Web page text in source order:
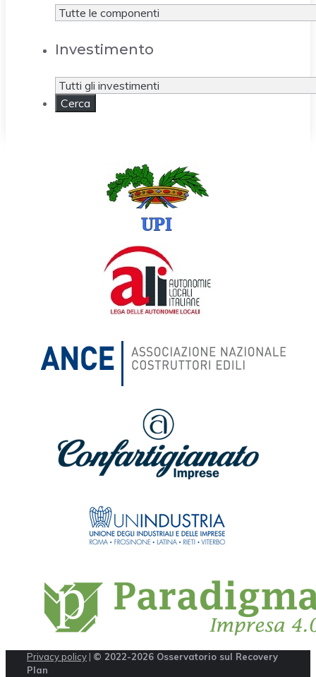
Investimento
Privacy policy | © 2022-2026 Osservatorio sul Recovery
Plan